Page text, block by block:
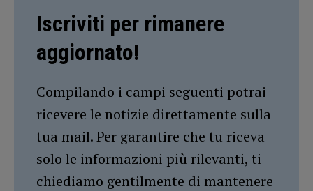
Iscriviti per rimanere
aggiornato!
Compilando i campi seguenti potrai
ricevere le notizie direttamente sulla
tua mail. Per garantire che tu riceva
solo le informazioni più rilevanti, ti
chiediamo gentilmente di mantenere